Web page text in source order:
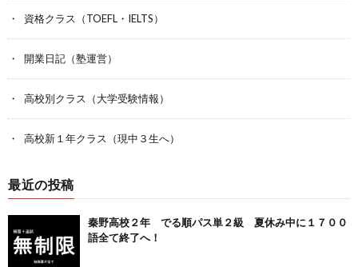
資格クラス（TOEFL・IELTS）
開業日記（塾運営）
高校別クラス（大学受験情報）
高校新１年クラス（現中３生へ）
最近の投稿
秦野高校２年 でる順パス単２級 夏休み中に１７００
語全て終了へ！